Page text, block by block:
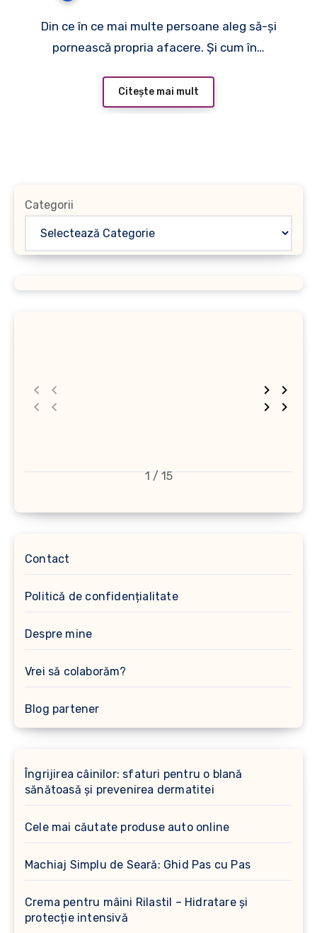
Din ce în ce mai multe persoane aleg să-și
pornească propria afacere. Și cum în…
Citește mai mult
Categorii
1 / 15
Contact
Politică de confidențialitate
Despre mine
Vrei să colaborăm?
Blog partener
Îngrijirea câinilor: sfaturi pentru o blană
sănătoasă și prevenirea dermatitei
Cele mai căutate produse auto online
Machiaj Simplu de Seară: Ghid Pas cu Pas
Crema pentru mâini Rilastil – Hidratare și
protecție intensivă